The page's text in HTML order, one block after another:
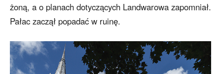
żoną, a o planach dotyczących Landwarowa zapomniał.
Pałac zaczął popadać w ruinę.